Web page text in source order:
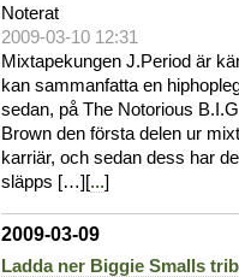
Noterat
2009-03-10 12:31
Mixtapekungen J.Period är
kan sammanfatta en
sedan, på The Notorious
Brown den första delen ur
karriär, och sedan dess har
släpps […][...]
2009-03-09
Ladda ner Biggie Smalls